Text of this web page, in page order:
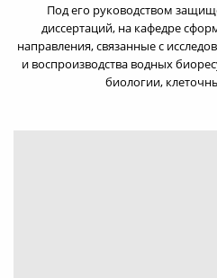
Под его руководством
диссертаций, на кафедре
направления, связанные с
и воспроизводства водных
биологии,